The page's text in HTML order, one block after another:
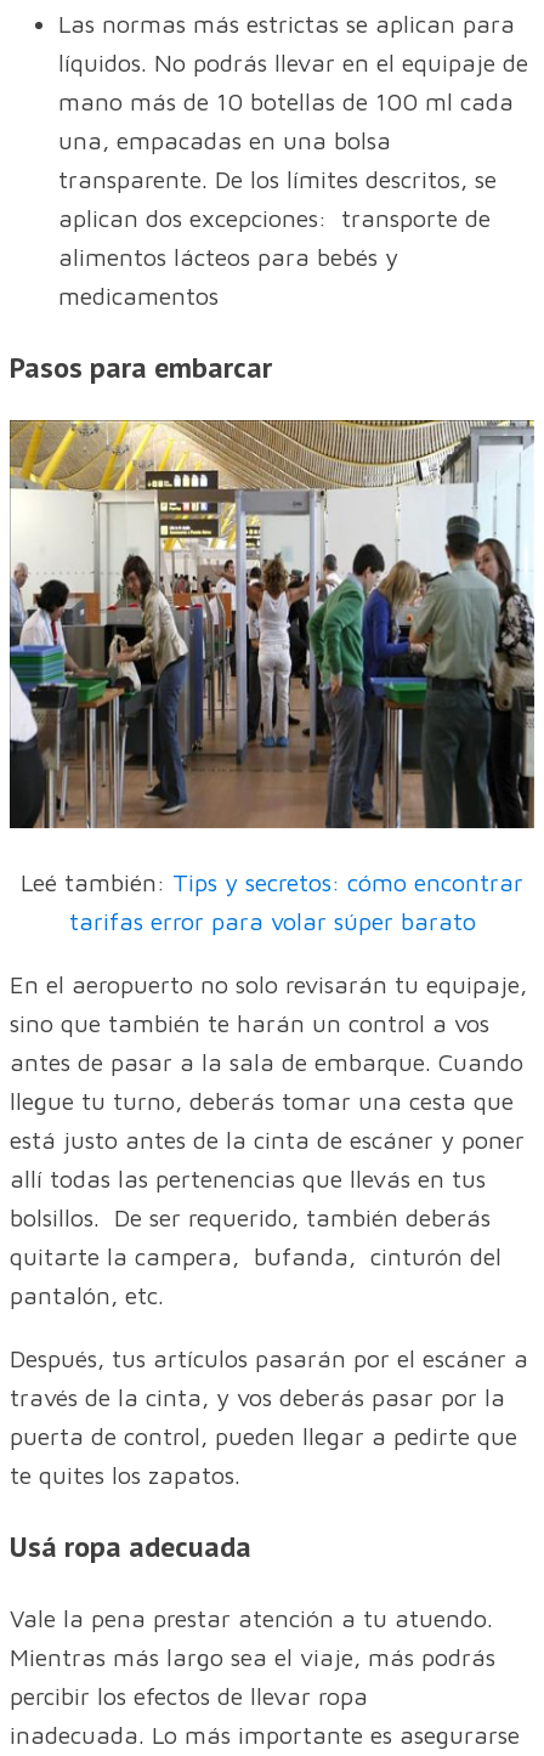
Las normas más estrictas se aplican para
líquidos. No podrás llevar en el equipaje de
mano más de 10 botellas de 100 ml cada
una, empacadas en una bolsa
transparente. De los límites descritos, se
aplican dos excepciones: transporte de
alimentos lácteos para bebés y
medicamentos
Pasos para embarcar
Leé también: Tips y secretos: cómo encontrar
tarifas error para volar súper barato
En el aeropuerto no solo revisarán tu equipaje,
sino que también te harán un control a vos
antes de pasar a la sala de embarque. Cuando
llegue tu turno, deberás tomar una cesta que
está justo antes de la cinta de escáner y poner
allí todas las pertenencias que llevás en tus
bolsillos. De ser requerido, también deberás
quitarte la campera, bufanda, cinturón del
pantalón, etc.
Después, tus artículos pasarán por el escáner a
través de la cinta, y vos deberás pasar por la
puerta de control, pueden llegar a pedirte que
te quites los zapatos.
Usá ropa adecuada
Vale la pena prestar atención a tu atuendo.
Mientras más largo sea el viaje, más podrás
percibir los efectos de llevar ropa
inadecuada. Lo más importante es asegurarse